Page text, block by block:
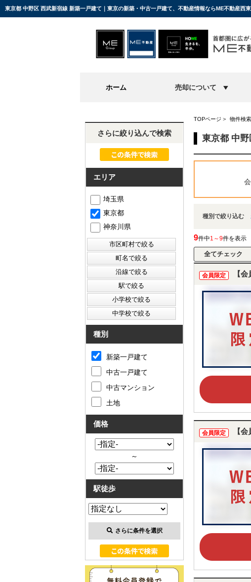
東京都 中野区 西武新宿線 新築一戸建て｜東京の新築・中古一戸建て、不動産情報ならME不動産西
ホーム 売却について
TOPページ > 物件検索
東京都 中
種別で絞り込む
9件中1～9件を表示
会員限定 【会
会員限定 【会
さらに絞り込んで検索
エリア
埼玉県
東京都
神奈川県
種別
新築一戸建て
中古一戸建て
中古マンション
土地
価格
～
駅徒歩
さらに条件を選択